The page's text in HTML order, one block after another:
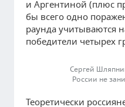
и Аргентиной (плюс
бы всего одно
раунда учитываются
победители четырех
Сергей
России не
Теоретически